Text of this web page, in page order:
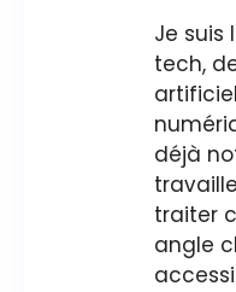
Je suis
tech,
déjà
traiter
angle